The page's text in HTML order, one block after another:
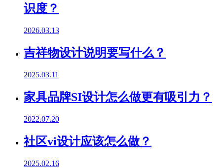
识度？
2026.03.13
吉祥物设计说明要写什么？
2025.03.11
家具品牌SI设计怎么做更有吸引力？
2022.07.20
社区vi设计应该怎么做？
2025.02.16